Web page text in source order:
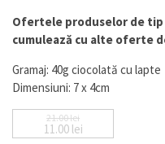
Ofertele produselor de tip
cumulează cu alte oferte
Gramaj: 40g ciocolată cu lapte
Dimensiuni: 7 x 4cm
21.00lei
Prețul inițial a fost:
11.00 lei
Prețul curent este: